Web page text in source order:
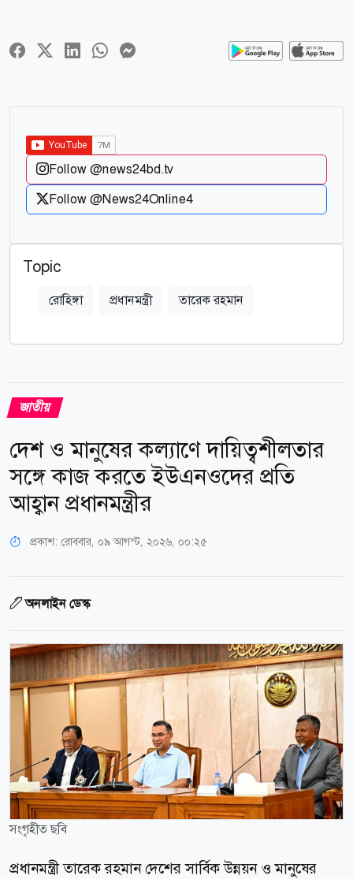
Follow @news24bd.tv
Follow @News24Online4
Topic
রোহিঙ্গা প্রধানমন্ত্রী তারেক রহমান
জাতীয়
দেশ ও মানুষের কল্যাণে দায়িত্বশীলতার
সঙ্গে কাজ করতে ইউএনওদের প্রতি
আহ্বান প্রধানমন্ত্রীর
প্রকাশ: রোববার, ০৯ আগস্ট, ২০২৬, ০০:২৫
অনলাইন ডেস্ক
সংগৃহীত ছবি
প্রধানমন্ত্রী তারেক রহমান দেশের সার্বিক উন্নয়ন ও মানুষের